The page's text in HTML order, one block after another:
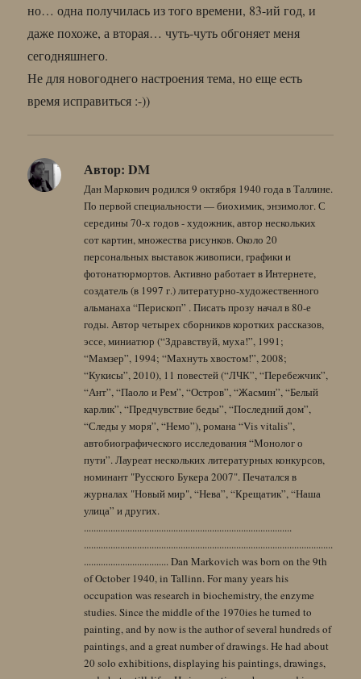
но… одна получилась из того времени, 83-ий год, и
даже похоже, а вторая… чуть-чуть обгоняет меня
сегодняшнего.
Не для новогоднего настроения тема, но еще есть
время исправиться :-))
Автор: DM
Дан Маркович родился 9 октября 1940 года в Таллине.
По первой специальности — биохимик, энзимолог. С
середины 70-х годов - художник, автор нескольких
сот картин, множества рисунков. Около 20
персональных выставок живописи, графики и
фотонатюрмортов. Активно работает в Интернете,
создатель (в 1997 г.) литературно-художественного
альманаха “Перископ” . Писать прозу начал в 80-е
годы. Автор четырех сборников коротких рассказов,
эссе, миниатюр (“Здравствуй, муха!”, 1991;
“Мамзер”, 1994; “Махнуть хвостом!”, 2008;
“Кукисы”, 2010), 11 повестей (“ЛЧК”, “Перебежчик”,
“Ант”, “Паоло и Рем”, “Остров”, “Жасмин”, “Белый
карлик”, “Предчувствие беды”, “Последний дом”,
“Следы у моря”, “Немо”), романа “Vis vitalis”,
автобиографического исследования “Монолог о
пути”. Лауреат нескольких литературных конкурсов,
номинант "Русского Букера 2007". Печатался в
журналах "Новый мир", “Нева”, “Крещатик”, “Наша
улица” и других.
......................................................................................
.......................................................................................................
................................... Dan Markovich was born on the 9th
of October 1940, in Tallinn. For many years his
occupation was research in biochemistry, the enzyme
studies. Since the middle of the 1970ies he turned to
painting, and by now is the author of several hundreds of
paintings, and a great number of drawings. He had about
20 solo exhibitions, displaying his paintings, drawings,